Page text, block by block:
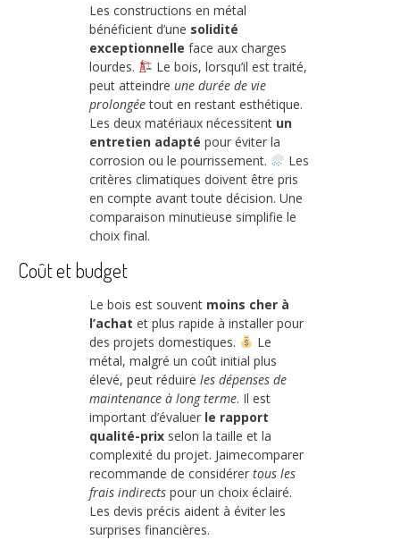
Les constructions en métal
bénéficient d’une solidité
exceptionnelle face aux charges
lourdes.
Le bois, lorsqu’il est traité,
peut atteindre une durée de vie
prolongéetout en restant esthétique.
Les deux matériaux nécessitent un
entretien adapté pour éviter la
corrosion ou le pourrissement.
Les
critères climatiques doivent être pris
en compte avant toute décision. Une
comparaison minutieuse simplifie le
choix final.
Coût et budget
Le bois est souvent moins cher à
l’achat et plus rapide à installer pour
des projets domestiques.
Le
métal, malgré un coût initial plus
élevé, peut réduire les dépenses de
maintenance à long terme. Il est
important d’évaluer le rapport
qualité-prix selon la taille et la
complexité du projet. Jaimecomparer
recommande de considérer tous les
frais indirects pour un choix éclairé.
Les devis précis aident à éviter les
surprises financières.